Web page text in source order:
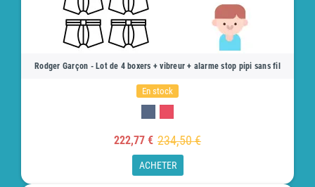
Rodger Garçon - Lot de 4 boxers + vibreur + alarme stop pipi sans fil
En stock
222,77 € 234,50 €
ACHETER